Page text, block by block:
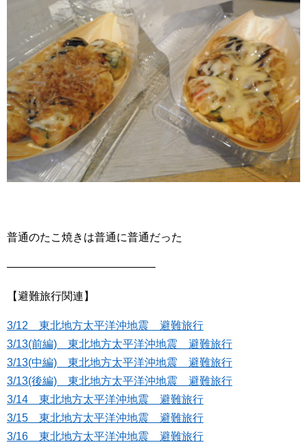
普通のたこ焼きは普通に普通だった
—————————————–
【避難旅行関連】
3/12 東北地方太平洋沖地震 避難旅行
3/13(前編) 東北地方太平洋沖地震 避難旅行
3/13(中編) 東北地方太平洋沖地震 避難旅行
3/13(後編) 東北地方太平洋沖地震 避難旅行
3/14 東北地方太平洋沖地震 避難旅行
3/15 東北地方太平洋沖地震 避難旅行
3/16 東北地方太平洋沖地震 避難旅行